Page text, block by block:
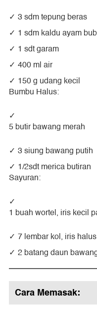
3 sdm tepung beras
1 sdm kaldu ayam
1 sdt garam
400 ml air
150 g udang kecil
Bumbu Halus:
5 butir bawang merah
3 siung bawang putih
1/2sdt merica butiran
Sayuran:
1 buah wortel, iris kecil
7 lembar kol, iris halus
2 batang daun
Cara Memasak: